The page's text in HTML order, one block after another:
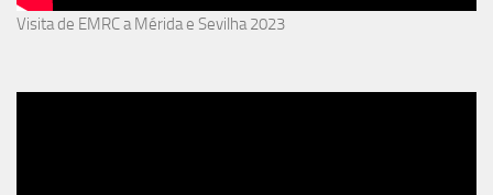
Visita de EMRC a Mérida e Sevilha 2023